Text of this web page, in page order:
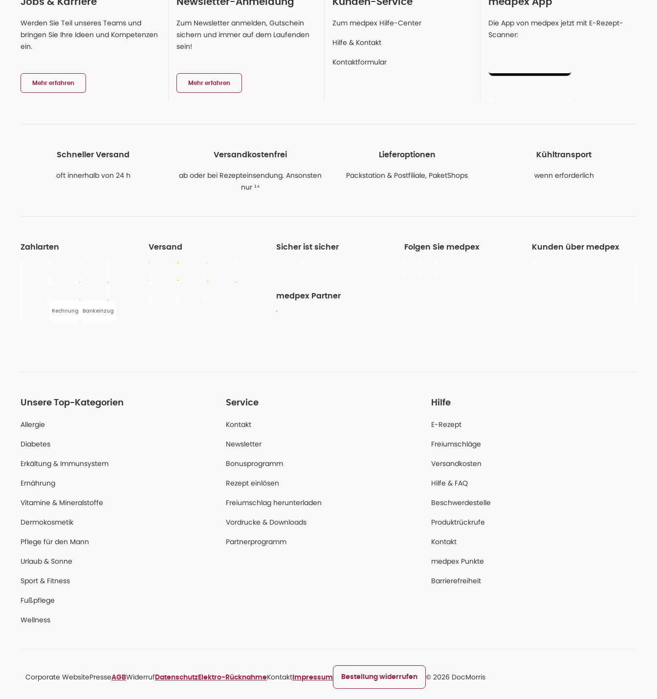
Jobs & Karriere
Werden Sie Teil unseres Teams und
bringen Sie Ihre Ideen und Kompetenzen
ein.
Mehr erfahren
Newsletter-Anmeldung
Zum Newsletter anmelden, Gutschein
sichern und immer auf dem Laufenden
sein!
Mehr erfahren
Kunden-Service
Zum medpex Hilfe-Center
Hilfe & Kontakt
Kontaktformular
medpex App
Die App von medpex jetzt mit E-Rezept-
Scanner:
Schneller Versand
oft innerhalb von 24 h
Versandkostenfrei
ab oder bei Rezepteinsendung. Ansonsten
nur ¹⁴
Lieferoptionen
Packstation & Postfiliale, PaketShops
Kühltransport
wenn erforderlich
Zahlarten
Rechnung Bankeinzug
Versand Sicher ist sicher
medpex Partner
Folgen Sie medpex Kunden über medpex
Unsere Top-Kategorien
Allergie
Diabetes
Erkältung & Immunsystem
Ernährung
Vitamine & Mineralstoffe
Dermokosmetik
Pflege für den Mann
Urlaub & Sonne
Sport & Fitness
Fußpflege
Wellness
Service
Kontakt
Newsletter
Bonusprogramm
Rezept einlösen
Freiumschlag herunterladen
Vordrucke & Downloads
Partnerprogramm
Hilfe
E-Rezept
Freiumschläge
Versandkosten
Hilfe & FAQ
Beschwerdestelle
Produktrückrufe
Kontakt
medpex Punkte
Barrierefreiheit
Corporate WebsitePresseAGBWiderruf Datenschutz Elektro-RücknahmeKontakt Impressum Bestellung widerrufen © 2026 DocMorris